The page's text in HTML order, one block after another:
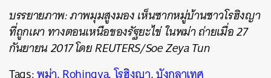
บรรยายภาพ: ภาพมุมสูงมอง เห็นซากหมู่บ้านชาวโรฮิงญา
ที่ถูกเผา ทางตอนเหนือของรัฐยะไข่ ในพม่า ถ่ายเมื่อ 27
กันยายน 2017 โดย REUTERS/Soe Zeya Tun